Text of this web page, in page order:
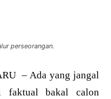
perseorangan.
– Ada yang jangal
faktual bakal calon